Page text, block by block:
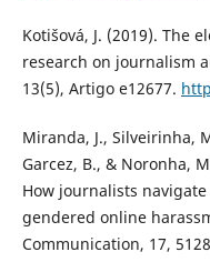
Kotišová, J. (2019). The
research on journalism
13(5), Artigo e12677.
Miranda, J., Silveirinha,
Garcez, B., & Noronha,
How journalists
gendered online
Communication, 17,